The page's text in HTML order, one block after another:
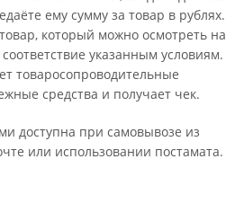
ему сумму за товар в рублях.
который можно осмотреть на
указанным условиям.
товаросопроводительные
средства и получает чек.
доступна при самовывозе из
или использовании постамата.